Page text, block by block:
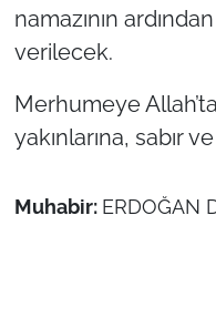
namazının
verilecek.
Merhumeye
yakınlarına, sabır
Muhabir: ERDOĞAN
KIRKLARELİ
ÇANAKKALE
TÜRKİYE
Bölge